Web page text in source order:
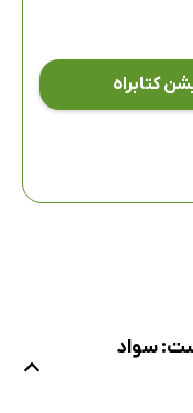
کتابراه
سواد